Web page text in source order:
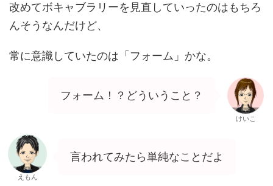
改めてボキャブラリーを見直していったのはもちろ
んそうなんだけど、
常に意識していたのは「フォーム」かな。
フォーム！？どういうこと？
けいこ
えもん
言われてみたら単純なことだよ